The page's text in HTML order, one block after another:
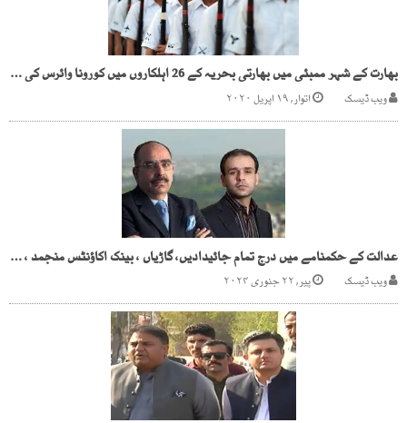
بھارت کے شہر ممبئی میں بھارتی بحریہ کے 26 اہلکاروں میں کورونا وائرس کی تشخیص
ویب ڈیسک اتوار, ۱۹ اپریل ۲۰۲۰
عدالت کے حکمنامے میں درج تمام جائیدادیں، گاڑیاں ، بینک اکاؤنٹس منجمد ، گاڑیاں بھی شامل
ویب ڈیسک پیر, ۲۲ جنوری ۲۰۲۴